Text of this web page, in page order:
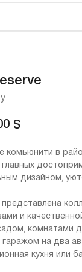
$
комьюнити в
дизайном,
представлена
и
комнатами
гаражом на два
кухня или